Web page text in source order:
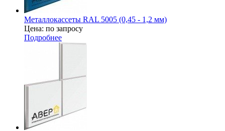
Металлокассеты RAL 5005 (0,45 - 1,2 мм)
Цена: по запросу
Подробнее